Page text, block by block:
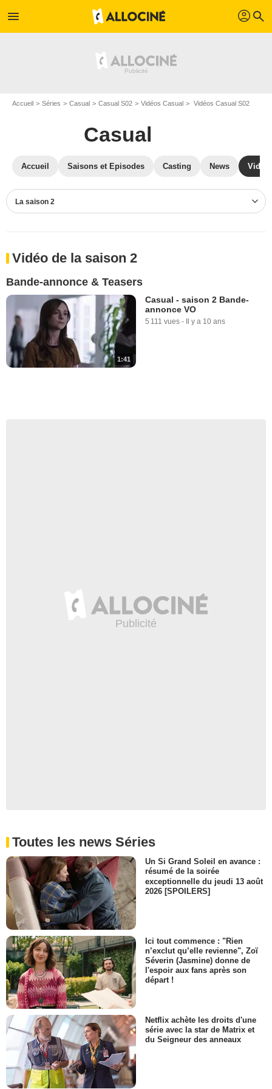
menu profil search
Accueil Séries Casual Casual S02 Vidéos Casual Vidéos Casual S02
Casual
Accueil Saisons et Episodes Casting News
La saison 2
Vidéo de la saison 2
Bande-annonce & Teasers
1:41
Casual - saison 2 Bande-
annonce VO
5 111 vues - Il y a 10 ans
Toutes les news Séries
Un Si Grand Soleil en avance :
résumé de la soirée
exceptionnelle du jeudi 13 août
2026 [SPOILERS]
Ici tout commence : "Rien
n’exclut qu’elle revienne", Zoï
Séverin (Jasmine) donne de
l'espoir aux fans après son
départ !
Netflix achète les droits d'une
série avec la star de Matrix et
du Seigneur des anneaux